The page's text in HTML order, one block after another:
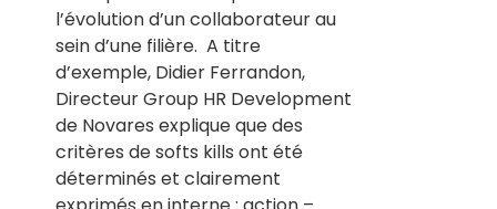
l’évolution d’un collaborateur au
sein d’une filière. A titre
d’exemple, Didier Ferrandon,
Directeur Group HR Development
de Novares explique que des
critères de softs kills ont été
déterminés et clairement